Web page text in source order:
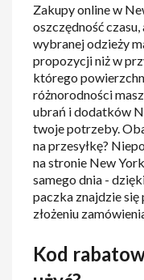
Zakupy online w
oszczędność
wybranej odzieży
propozycji niż w
którego
różnorodności
ubrań i dodatków
twoje potrzeby.
na przesyłkę?
na stronie New
samego dnia -
paczka znajdzie
złożeniu
Kod